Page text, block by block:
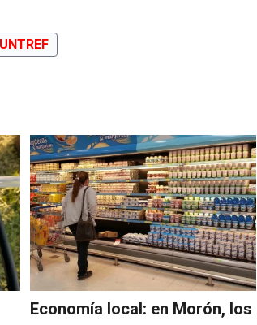
UNTREF
Economía local: en Morón, los